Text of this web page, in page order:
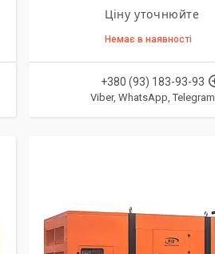
Ціну уточнюйте
Немає в наявності
+380 (93) 183-93-93
Viber, WhatsApp, Telegram